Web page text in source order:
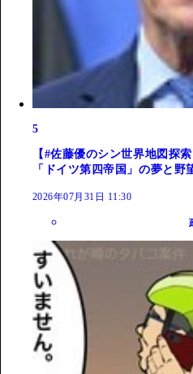
5
【#佐藤優のシン世界地図探
「ドイツ第四帝国」の夢と野
2026年07月31日 11:30